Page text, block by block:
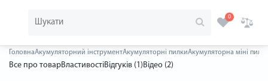
0
ГоловнаАкумуляторний інструментАкумуляторні пилкиАкумуляторна міні пила
Все про товарВластивостіВідгуків (1)Відео (2)